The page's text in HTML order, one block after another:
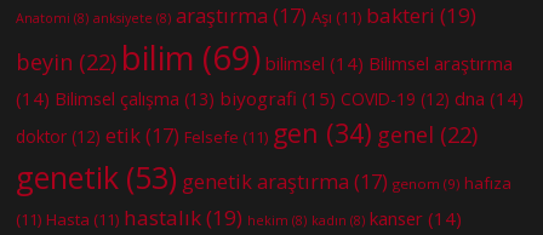
Anatomi (8) anksiyete (8) araştırma (17) Aşı (11) bakteri (19)
beyin (22) bilim (69) bilimsel (14) Bilimsel araştırma
(14) Bilimsel çalışma (13) biyografi (15) COVID-19 (12) dna (14)
doktor (12) etik(17) Felsefe (11) gen (34) genel (22)
genetik (53) genetik araştırma (17) genom (9) hafıza
(11) Hasta (11) hastalık(19) hekim (8) kadın (8) kanser (14)